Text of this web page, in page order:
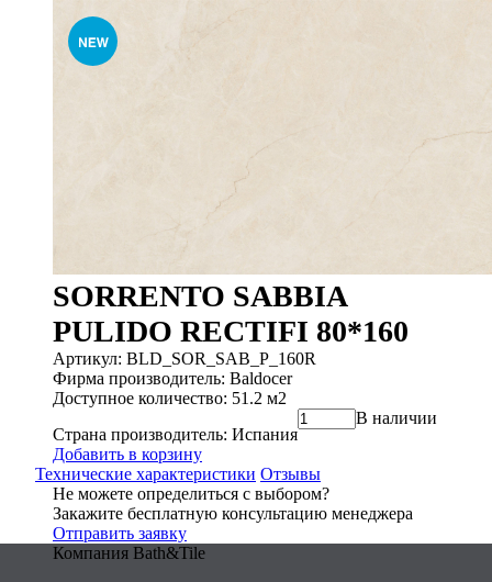
SORRENTO SABBIA
PULIDO RECTIFI 80*160
Артикул: BLD_SOR_SAB_P_160R
Фирма производитель: Baldocer
Доступное количество: 51.2 м2
Страна производитель: Испания
В наличии
Добавить в корзину
Технические характеристики Отзывы
Не можете определиться с выбором?
Закажите бесплатную консультацию менеджера
Отправить заявку
Компания Bath&Tile